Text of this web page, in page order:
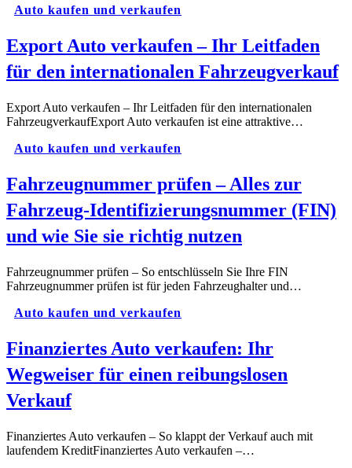
Auto kaufen und verkaufen
Export Auto verkaufen – Ihr Leitfaden
für den internationalen Fahrzeugverkauf
Export Auto verkaufen – Ihr Leitfaden für den internationalen
FahrzeugverkaufExport Auto verkaufen ist eine attraktive…
Auto kaufen und verkaufen
Fahrzeugnummer prüfen – Alles zur
Fahrzeug-Identifizierungsnummer (FIN)
und wie Sie sie richtig nutzen
Fahrzeugnummer prüfen – So entschlüsseln Sie Ihre FIN
Fahrzeugnummer prüfen ist für jeden Fahrzeughalter und…
Auto kaufen und verkaufen
Finanziertes Auto verkaufen: Ihr
Wegweiser für einen reibungslosen
Verkauf
Finanziertes Auto verkaufen – So klappt der Verkauf auch mit
laufendem KreditFinanziertes Auto verkaufen –…